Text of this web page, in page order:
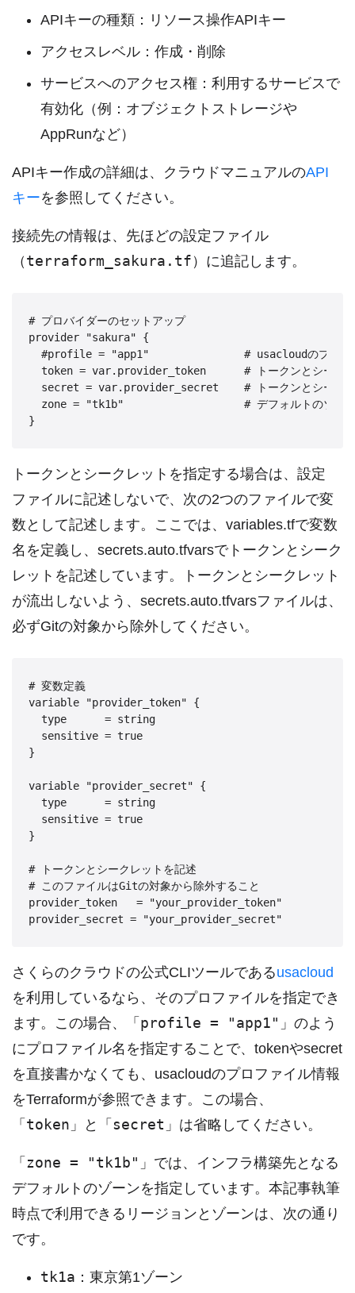
APIキーの種類：リソース操作APIキー
アクセスレベル：作成・削除
サービスへのアクセス権：利用するサービスで
有効化（例：オブジェクトストレージや
AppRunなど）
APIキー作成の詳細は、クラウドマニュアルのAPI
キーを参照してください。
接続先の情報は、先ほどの設定ファイル
（ terraform_sakura.tf ）に追記します。
# プロバイダーのセットアップ
provider "sakura" {
#profile = "app1"               # usacloudのプロフ
token = var.provider_token      # トークンとシークレ
secret = var.provider_secret    # トークンとシークレ
zone = "tk1b"                   # デフォルトのゾー
}
トークンとシークレットを指定する場合は、設定
ファイルに記述しないで、次の2つのファイルで変
数として記述します。ここでは、variables.tfで変数
名を定義し、secrets.auto.tfvarsでトークンとシーク
レットを記述しています。トークンとシークレット
が流出しないよう、secrets.auto.tfvarsファイルは、
必ずGitの対象から除外してください。
# 変数定義
variable "provider_token" {
  type      = string
  sensitive = true
}
variable "provider_secret" {
  type      = string
  sensitive = true
}
# トークンとシークレットを記述
# このファイルはGitの対象から除外すること
provider_token   = "your_provider_token"
provider_secret = "your_provider_secret"
さくらのクラウドの公式CLIツールであるusacloud
を利用しているなら、そのプロファイルを指定でき
ます。この場合、「 profile = "app1" 」のよう
にプロファイル名を指定することで、tokenやsecret
を直接書かなくても、usacloudのプロファイル情報
をTerraformが参照できます。この場合、
「 token 」と「 secret 」は省略してください。
「 zone = "tk1b" 」では、インフラ構築先となる
デフォルトのゾーンを指定しています。本記事執筆
時点で利用できるリージョンとゾーンは、次の通り
です。
tk1a ：東京第1ゾーン